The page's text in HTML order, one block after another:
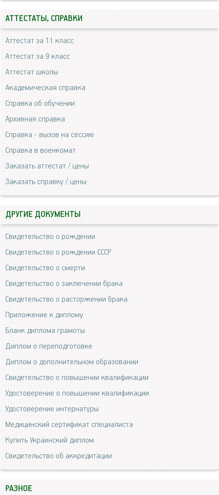
АТТЕСТАТЫ, СПРАВКИ
Аттестат за 11 класс
Аттестат за 9 класс
Аттестат школы
Академическая справка
Справка об обучении
Архивная справка
Справка - вызов на сессию
Справка в военкомат
Заказать аттестат / цены
Заказать справку / цены
ДРУГИЕ ДОКУМЕНТЫ
Свидетельство о рождении
Свидетельство о рождении СССР
Свидетельство о смерти
Свидетельство о заключении брака
Свидетельство о расторжении брака
Приложение к диплому
Бланк диплома грамоты
Диплом о переподготовке
Диплом о дополнительном образовании
Свидетельство о повышении квалификации
Удостоверение о повышении квалификации
Удостоверение интернатуры
Медицинский сертификат специалиста
Купить Украинский диплом
Свидетельство об аккредитации
РАЗНОЕ